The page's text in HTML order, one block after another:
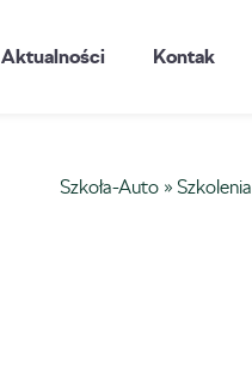
Aktualności Kontakt
Szkoła-Auto »Szkolenia